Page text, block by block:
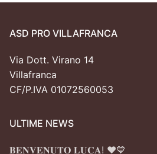
ASD PRO VILLAFRANCA
Via Dott. Virano 14
Villafranca
CF/P.IVA 01072560053
ULTIME NEWS
𝐁𝐄𝐍𝐕𝐄𝐍𝐔𝐓𝐎 𝐋𝐔𝐂𝐀! ❤️💙